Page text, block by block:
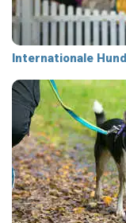
Internationale